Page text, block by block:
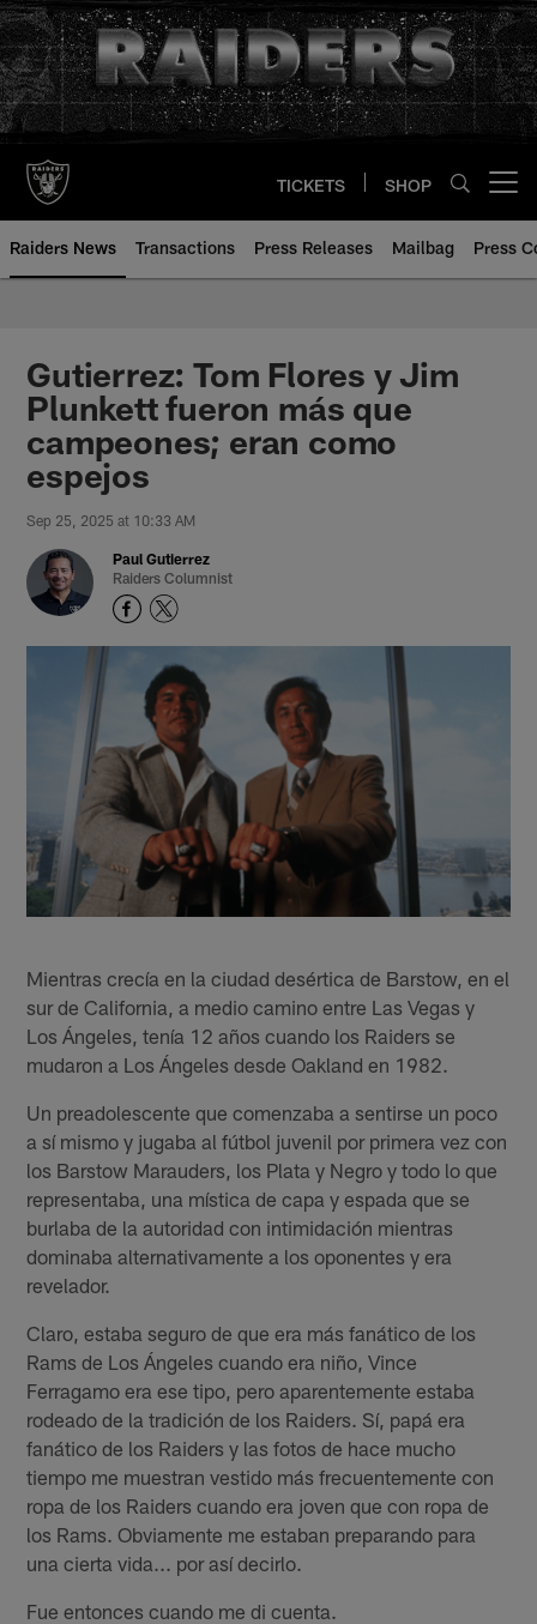
Skip
to
main
content
TICKETS SHOP
Raiders News Transactions Press Releases Mailbag Press
Gutierrez: Tom Flores y Jim
Plunkett fueron más que
campeones; eran como
espejos
Sep 25, 2025 at 10:33 AM
Paul Gutierrez
Raiders Columnist
Mientras crecía en la ciudad desértica de Barstow, en el
sur de California, a medio camino entre Las Vegas y
Los Ángeles, tenía 12 años cuando los Raiders se
mudaron a Los Ángeles desde Oakland en 1982.
Un preadolescente que comenzaba a sentirse un poco
a sí mismo y jugaba al fútbol juvenil por primera vez con
los Barstow Marauders, los Plata y Negro y todo lo que
representaba, una mística de capa y espada que se
burlaba de la autoridad con intimidación mientras
dominaba alternativamente a los oponentes y era
revelador.
Claro, estaba seguro de que era más fanático de los
Rams de Los Ángeles cuando era niño, Vince
Ferragamo era ese tipo, pero aparentemente estaba
rodeado de la tradición de los Raiders. Sí, papá era
fanático de los Raiders y las fotos de hace mucho
tiempo me muestran vestido más frecuentemente con
ropa de los Raiders cuando era joven que con ropa de
los Rams. Obviamente me estaban preparando para
una cierta vida... por así decirlo.
Fue entonces cuando me di cuenta.